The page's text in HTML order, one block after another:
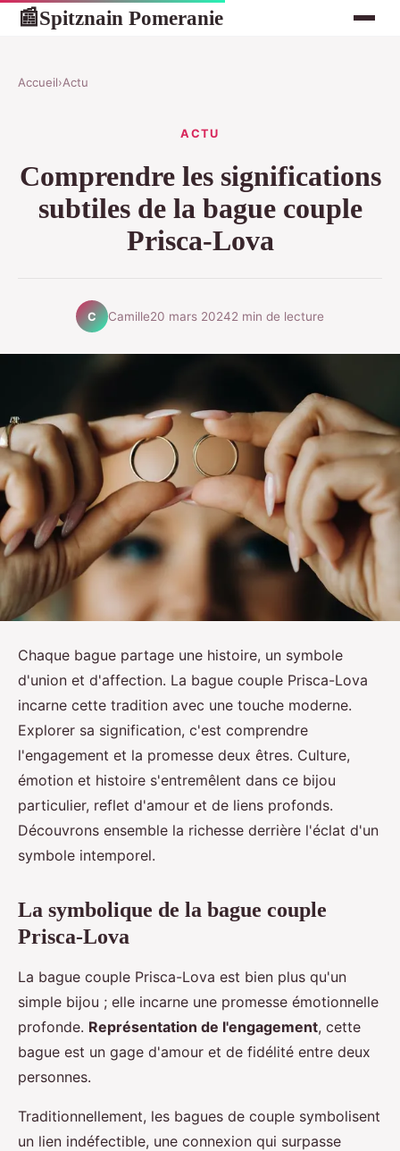
📰Spitznain Pomeranie
Accueil›Actu
ACTU
Comprendre les significations
subtiles de la bague couple
Prisca-Lova
C Camille20 mars 20242 min de lecture
Chaque bague partage une histoire, un symbole
d'union et d'affection. La bague couple Prisca-Lova
incarne cette tradition avec une touche moderne.
Explorer sa signification, c'est comprendre
l'engagement et la promesse deux êtres. Culture,
émotion et histoire s'entremêlent dans ce bijou
particulier, reflet d'amour et de liens profonds.
Découvrons ensemble la richesse derrière l'éclat d'un
symbole intemporel.
La symbolique de la bague couple
Prisca-Lova
La bague couple Prisca-Lova est bien plus qu'un
simple bijou ; elle incarne une promesse émotionnelle
profonde. Représentation de l'engagement, cette
bague est un gage d'amour et de fidélité entre deux
personnes.
Traditionnellement, les bagues de couple symbolisent
un lien indéfectible, une connexion qui surpasse